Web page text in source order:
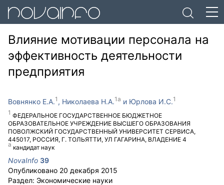
Влияние мотивации персонала на
эффективность деятельности
предприятия
Вовнянко Е.А.
ФЕДЕРАЛЬНОЕ ГОСУДАРСТВЕННОЕ БЮДЖЕТНОЕ
ОБРАЗОВАТЕЛЬНОЕ УЧРЕЖДЕНИЕ ВЫСШЕГО ОБРАЗОВАНИЯ
ПОВОЛЖСКИЙ ГОСУДАРСТВЕННЫЙ УНИВЕРСИТЕТ СЕРВИСА,
445017, РОССИЯ, Г. ТОЛЬЯТТИ, УЛ ГАГАРИНА, ВЛАДЕНИЕ 4
Николаева Н.А.
кандидат наук
Юрлова И.С.
NovaInfo 39
Опубликовано 20 декабря 2015
Раздел: Экономические науки